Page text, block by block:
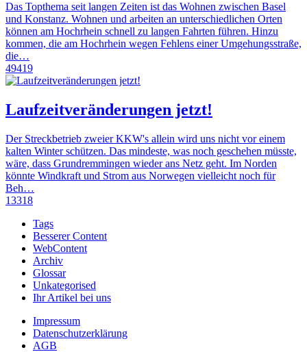
Das Topthema seit langen Zeiten ist das Wohnen zwischen Basel
und Konstanz. Wohnen und arbeiten an unterschiedlichen Orten
können am Hochrhein schnell zu langen Fahrten führen. Hinzu
kommen, die am Hochrhein wegen Fehlens einer Umgehungsstraße,
die…
49419
Laufzeitveränderungen jetzt!
Der Streckbetrieb zweier KKW's allein wird uns nicht vor einem
kalten Winter schützen. Das mindeste, was noch geschehen müsste,
wäre, dass Grundremmingen wieder ans Netz geht. Im Norden
könnte Windkraft und Strom aus Norwegen vielleicht noch für
Beh…
13318
Tags
Besserer Content
WebContent
Archiv
Glossar
Unkategorised
Ihr Artikel bei uns
Impressum
Datenschutzerklärung
AGB